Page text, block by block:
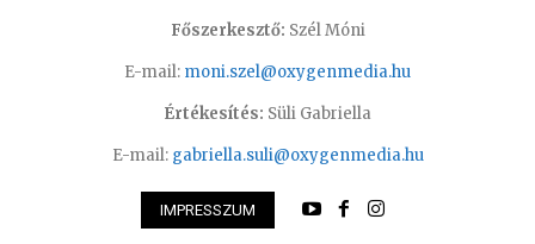
Főszerkesztő: Szél Móni
E-mail: moni.szel@oxygenmedia.hu
Értékesítés: Süli Gabriella
E-mail: gabriella.suli@oxygenmedia.hu
IMPRESSZUM